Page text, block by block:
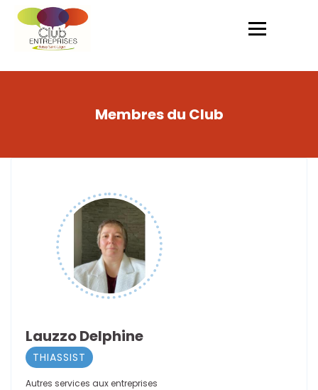
Membres du Club
Lauzzo Delphine
THIASSIST
Autres services aux entreprises